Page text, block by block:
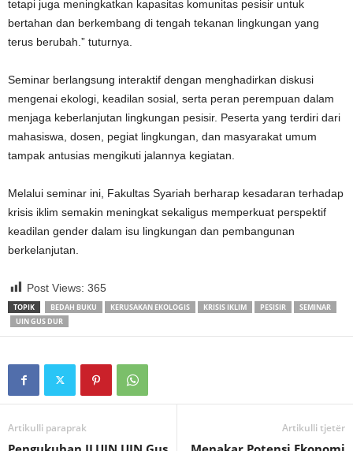
tetapi juga meningkatkan kapasitas komunitas pesisir untuk
bertahan dan berkembang di tengah tekanan lingkungan yang
terus berubah.” tuturnya.
Seminar berlangsung interaktif dengan menghadirkan diskusi
mengenai ekologi, keadilan sosial, serta peran perempuan dalam
menjaga keberlanjutan lingkungan pesisir. Peserta yang terdiri dari
mahasiswa, dosen, pegiat lingkungan, dan masyarakat umum
tampak antusias mengikuti jalannya kegiatan.
Melalui seminar ini, Fakultas Syariah berharap kesadaran terhadap
krisis iklim semakin meningkat sekaligus memperkuat perspektif
keadilan gender dalam isu lingkungan dan pembangunan
berkelanjutan.
Post Views: 365
TOPIK BEDAH BUKU KERUSAKAN EKOLOGIS KRISIS IKLIM PESISIR
SEMINAR
UIN GUS DUR
Artikulli paraprak Artikulli tjetër